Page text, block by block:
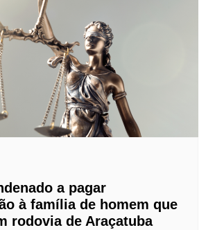
a pagar
à família de homem que
rodovia de Araçatuba